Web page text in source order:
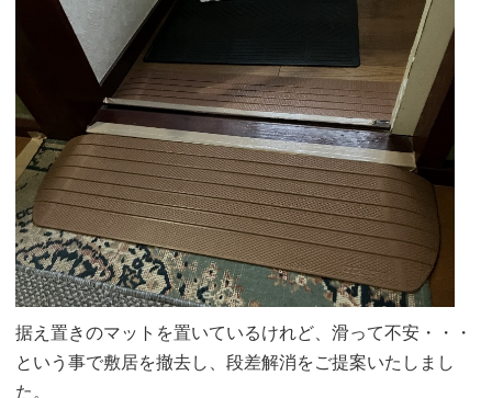
据え置きのマットを置いているけれど、滑って不安・・・
という事で敷居を撤去し、段差解消をご提案いたしまし
た。